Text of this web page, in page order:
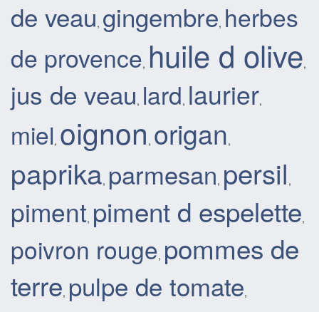
de veau, gingembre, herbes
de provence, huile d olive,
jus de veau, lard, laurier,
miel, oignon , origan,
paprika, parmesan, persil ,
piment, piment d espelette,
poivron rouge, pommes de
terre, pulpe de tomate,